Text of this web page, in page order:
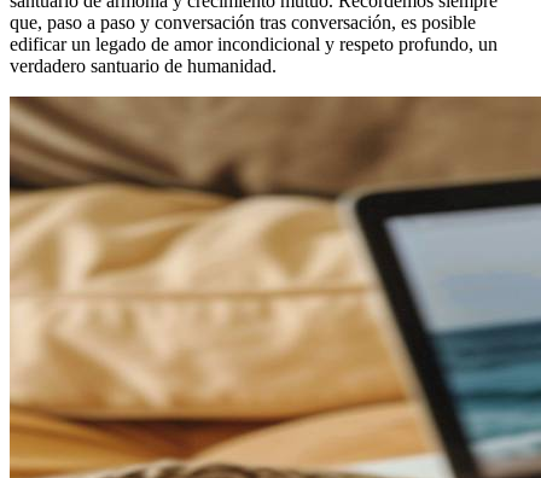
que, paso a paso y conversación tras conversación, es posible
edificar un legado de amor incondicional y respeto profundo, un
verdadero santuario de humanidad.